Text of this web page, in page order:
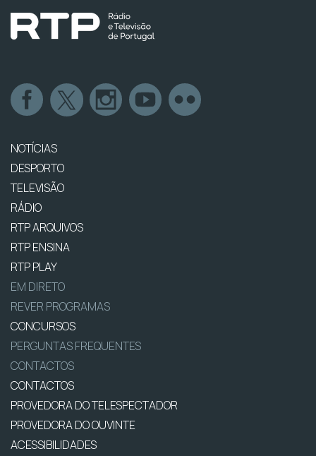
NOTÍCIAS
DESPORTO
TELEVISÃO
RÁDIO
RTP ARQUIVOS
RTP ENSINA
RTP PLAY
EM DIRETO
REVER PROGRAMAS
CONCURSOS
PERGUNTAS FREQUENTES
CONTACTOS
CONTACTOS
PROVEDORA DO TELESPECTADOR
PROVEDORA DO OUVINTE
ACESSIBILIDADES